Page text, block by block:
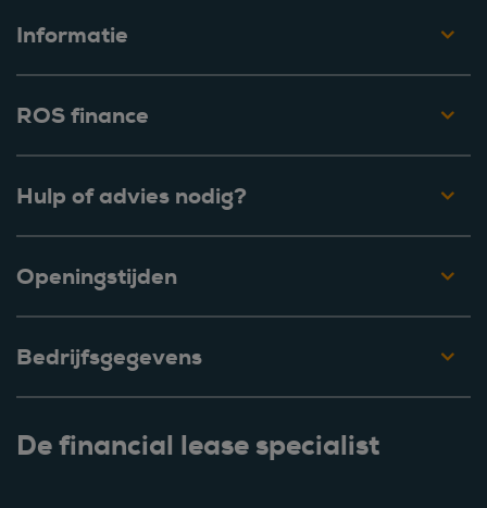
Informatie
ROS finance
Hulp of advies nodig?
Openingstijden
Bedrijfsgegevens
De financial lease specialist